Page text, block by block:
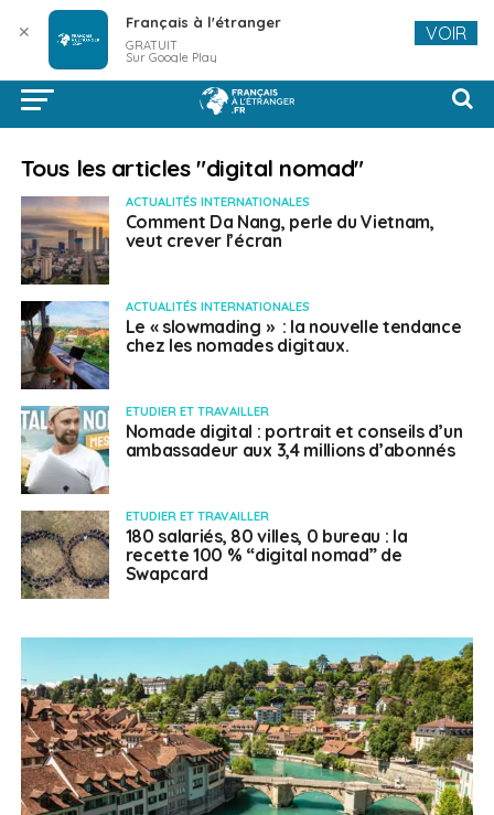
Tous les articles "digital nomad"
ACTUALITÉS INTERNATIONALES
Comment Da Nang, perle du Vietnam,
veut crever l’écran
ACTUALITÉS INTERNATIONALES
Le « slowmading » : la nouvelle tendance
chez les nomades digitaux.
ETUDIER ET TRAVAILLER
Nomade digital : portrait et conseils d’un
ambassadeur aux 3,4 millions d’abonnés
ETUDIER ET TRAVAILLER
180 salariés, 80 villes, 0 bureau : la
recette 100 % “digital nomad” de
Swapcard
✕ Français à l'étranger
GRATUIT
Sur Google Play
VOIR